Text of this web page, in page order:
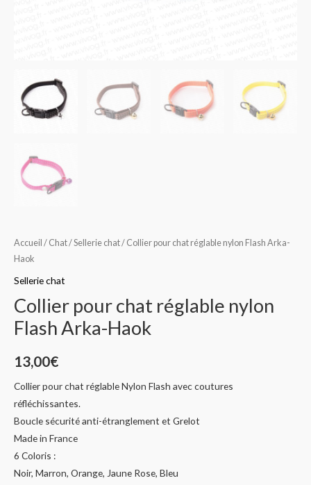
Accueil / Chat/Sellerie chat/ Collier pour chat réglable nylon Flash Arka-
Haok
Sellerie chat
Collier pour chat réglable nylon
Flash Arka-Haok
13,00€
Collier pour chat réglable Nylon Flash avec coutures
réfléchissantes.
Boucle sécurité anti-étranglement et Grelot
Made in France
6 Coloris :
Noir, Marron, Orange, Jaune Rose, Bleu